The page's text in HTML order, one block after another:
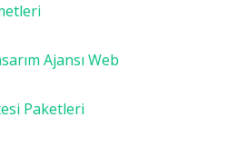
Ajansı Web
Paketleri